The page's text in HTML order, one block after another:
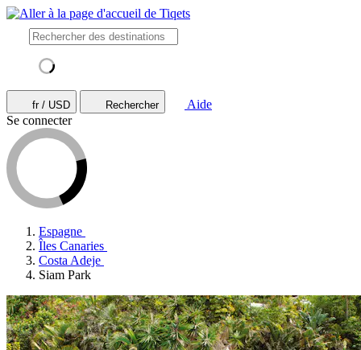
fr / USD Rechercher
Aide
Se connecter
Espagne
Îles Canaries
Costa Adeje
Siam Park